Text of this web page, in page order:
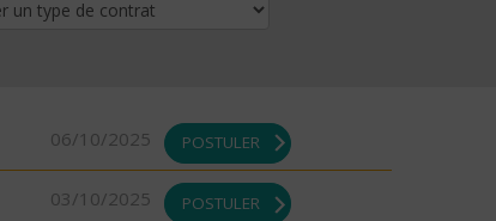
06/10/2025 POSTULER
03/10/2025 POSTULER